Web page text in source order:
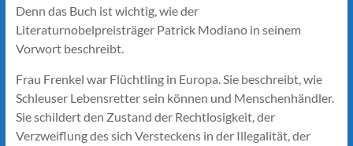
Denn das Buch ist wichtig, wie der
Literaturnobelpreisträger Patrick Modiano in seinem
Vorwort beschreibt.
Frau Frenkel war Flüchtling in Europa. Sie beschreibt, wie
Schleuser Lebensretter sein können und Menschenhändler.
Sie schildert den Zustand der Rechtlosigkeit, der
Verzweiflung des sich Versteckens in der Illegalität, der